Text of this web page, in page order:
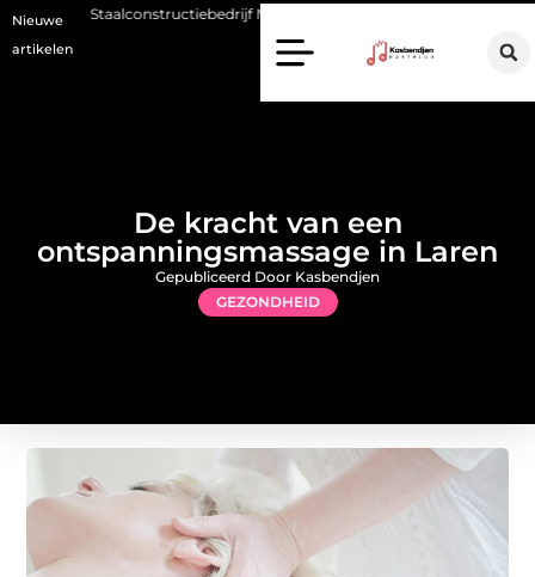
Nieuwe
artikelen
Molenschot: vakmanschap in staalconstructies,
De kracht van een
ontspanningsmassage in Laren
GEZONDHEID
Gepubliceerd Door Kasbendjen